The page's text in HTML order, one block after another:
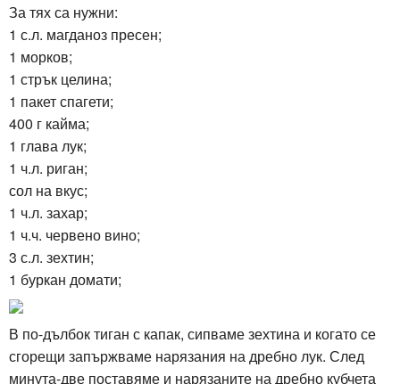
За тях са нужни:
1 с.л. магданоз пресен;
1 морков;
1 стрък целина;
1 пакет спагети;
400 г кайма;
1 глава лук;
1 ч.л. риган;
сол на вкус;
1 ч.л. захар;
1 ч.ч. червено вино;
3 с.л. зехтин;
1 буркан домати;
В по-дълбок тиган с капак, сипваме зехтина и когато се
сгорещи запържваме нарязания на дребно лук. След
минута-две поставяме и нарязаните на дребно кубчета